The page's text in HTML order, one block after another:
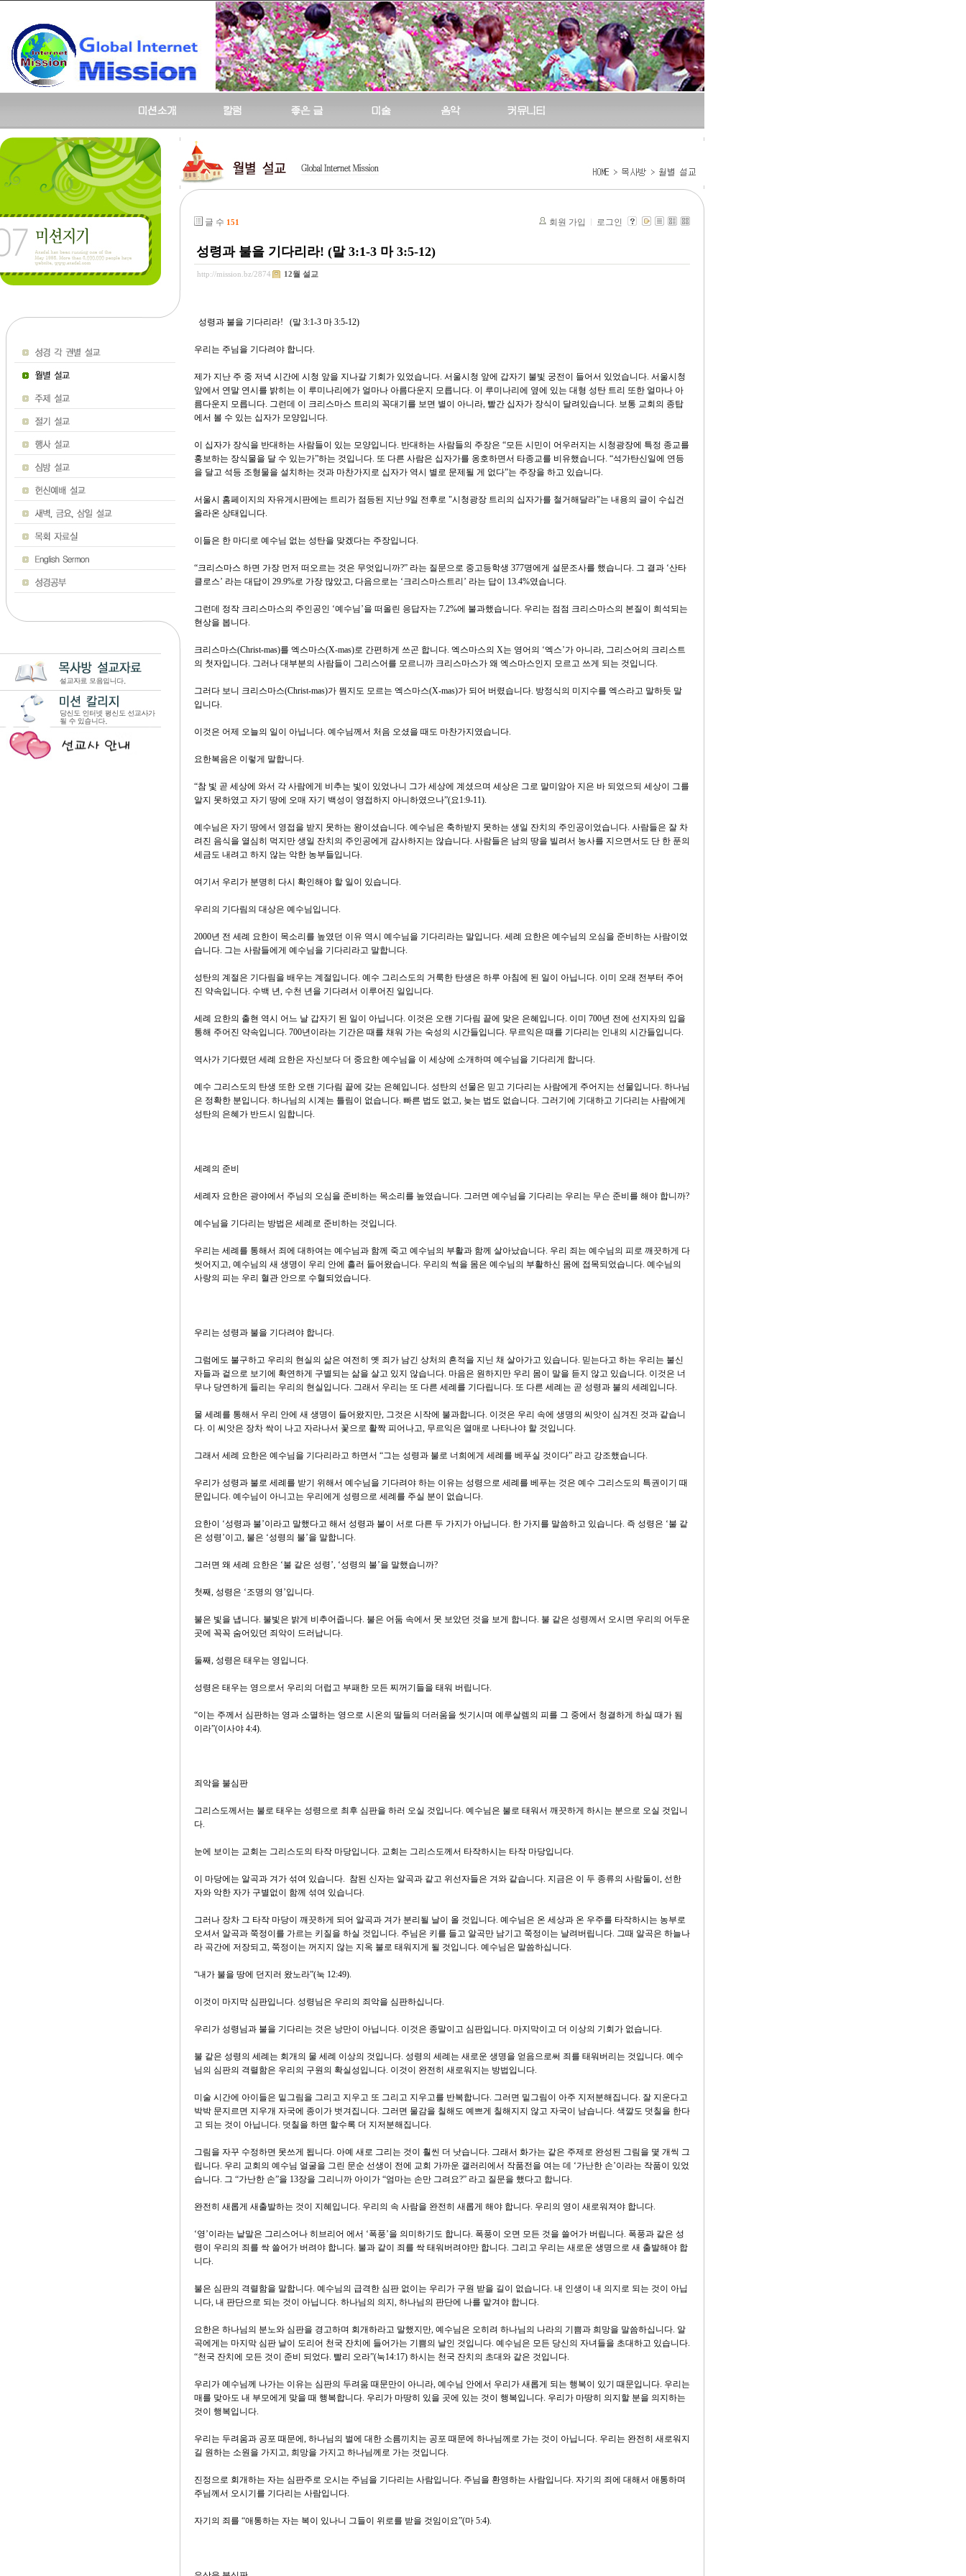
글 수 151 회원 가입 로그인
성령과 불을 기다리라! (말 3:1-3 마 3:5-12)
http://mission.bz/2874 12월 설교
성령과 불을 기다리라! (말 3:1-3 마 3:5-12)
우리는 주님을 기다려야 합니다.
제가 지난 주 중 저녁 시간에 시청 앞을 지나갈 기회가 있었습니다. 서울시청 앞에 갑자기 불빛 궁전이 들어서 있었습니다. 서울시청
앞에서 연말 연시를 밝히는 이 루미나리에가 얼마나 아름다운지 모릅니다. 이 루미나리에 옆에 있는 대형 성탄 트리 또한 얼마나 아
름다운지 모릅니다. 그런데 이 크리스마스 트리의 꼭대기를 보면 별이 아니라, 빨간 십자가 장식이 달려있습니다. 보통 교회의 종탑
에서 볼 수 있는 십자가 모양입니다.
이 십자가 장식을 반대하는 사람들이 있는 모양입니다. 반대하는 사람들의 주장은 “모든 시민이 어우러지는 시청광장에 특정 종교를
홍보하는 장식물을 달 수 있는가”하는 것입니다. 또 다른 사람은 십자가를 옹호하면서 타종교를 비유했습니다. “석가탄신일에 연등
을 달고 석등 조형물을 설치하는 것과 마찬가지로 십자가 역시 별로 문제될 게 없다”는 주장을 하고 있습니다.
서울시 홈페이지의 자유게시판에는 트리가 점등된 지난 9일 전후로 "시청광장 트리의 십자가를 철거해달라"는 내용의 글이 수십건
올라온 상태입니다.
이들은 한 마디로 예수님 없는 성탄을 맞겠다는 주장입니다.
“크리스마스 하면 가장 먼저 떠오르는 것은 무엇입니까?” 라는 질문으로 중고등학생 377명에게 설문조사를 했습니다. 그 결과 ‘산타
클로스’ 라는 대답이 29.9%로 가장 많았고, 다음으로는 ‘크리스마스트리’ 라는 답이 13.4%였습니다.
그런데 정작 크리스마스의 주인공인 ‘예수님’을 떠올린 응답자는 7.2%에 불과했습니다. 우리는 점점 크리스마스의 본질이 희석되는
현상을 봅니다.
크리스마스(Christ-mas)를 엑스마스(X-mas)로 간편하게 쓰곤 합니다. 엑스마스의 X는 영어의 ‘엑스’가 아니라, 그리스어의 크리스트
의 첫자입니다. 그러나 대부분의 사람들이 그리스어를 모르니까 크리스마스가 왜 엑스마스인지 모르고 쓰게 되는 것입니다.
그러다 보니 크리스마스(Christ-mas)가 뭔지도 모르는 엑스마스(X-mas)가 되어 버렸습니다. 방정식의 미지수를 엑스라고 말하듯 말
입니다.
이것은 어제 오늘의 일이 아닙니다. 예수님께서 처음 오셨을 때도 마찬가지였습니다.
요한복음은 이렇게 말합니다.
“참 빛 곧 세상에 와서 각 사람에게 비추는 빛이 있었나니 그가 세상에 계셨으며 세상은 그로 말미암아 지은 바 되었으되 세상이 그를
알지 못하였고 자기 땅에 오매 자기 백성이 영접하지 아니하였으나”(요1:9-11).
예수님은 자기 땅에서 영접을 받지 못하는 왕이셨습니다. 예수님은 축하받지 못하는 생일 잔치의 주인공이었습니다. 사람들은 잘 차
려진 음식을 열심히 먹지만 생일 잔치의 주인공에게 감사하지는 않습니다. 사람들은 남의 땅을 빌려서 농사를 지으면서도 단 한 푼의
세금도 내려고 하지 않는 악한 농부들입니다.
여기서 우리가 분명히 다시 확인해야 할 일이 있습니다.
우리의 기다림의 대상은 예수님입니다.
2000년 전 세례 요한이 목소리를 높였던 이유 역시 예수님을 기다리라는 말입니다. 세례 요한은 예수님의 오심을 준비하는 사람이었
습니다. 그는 사람들에게 예수님을 기다리라고 말합니다.
성탄의 계절은 기다림을 배우는 계절입니다. 예수 그리스도의 거룩한 탄생은 하루 아침에 된 일이 아닙니다. 이미 오래 전부터 주어
진 약속입니다. 수백 년, 수천 년을 기다려서 이루어진 일입니다.
세례 요한의 출현 역시 어느 날 갑자기 된 일이 아닙니다. 이것은 오랜 기다림 끝에 맞은 은혜입니다. 이미 700년 전에 선지자의 입을
통해 주어진 약속입니다. 700년이라는 기간은 때를 채워 가는 숙성의 시간들입니다. 무르익은 때를 기다리는 인내의 시간들입니다.
역사가 기다렸던 세례 요한은 자신보다 더 중요한 예수님을 이 세상에 소개하며 예수님을 기다리게 합니다.
예수 그리스도의 탄생 또한 오랜 기다림 끝에 갖는 은혜입니다. 성탄의 선물은 믿고 기다리는 사람에게 주어지는 선물입니다. 하나님
은 정확한 분입니다. 하나님의 시계는 틀림이 없습니다. 빠른 법도 없고, 늦는 법도 없습니다. 그러기에 기대하고 기다리는 사람에게
성탄의 은혜가 반드시 임합니다.
세례의 준비
세례자 요한은 광야에서 주님의 오심을 준비하는 목소리를 높였습니다. 그러면 예수님을 기다리는 우리는 무슨 준비를 해야 합니까?
예수님을 기다리는 방법은 세례로 준비하는 것입니다.
우리는 세례를 통해서 죄에 대하여는 예수님과 함께 죽고 예수님의 부활과 함께 살아났습니다. 우리 죄는 예수님의 피로 깨끗하게 다
씻어지고, 예수님의 새 생명이 우리 안에 흘러 들어왔습니다. 우리의 썩을 몸은 예수님의 부활하신 몸에 접목되었습니다. 예수님의
사랑의 피는 우리 혈관 안으로 수혈되었습니다.
우리는 성령과 불을 기다려야 합니다.
그럼에도 불구하고 우리의 현실의 삶은 여전히 옛 죄가 남긴 상처의 흔적을 지닌 채 살아가고 있습니다. 믿는다고 하는 우리는 불신
자들과 겉으로 보기에 확연하게 구별되는 삶을 살고 있지 않습니다. 마음은 원하지만 우리 몸이 말을 듣지 않고 있습니다. 이것은 너
무나 당연하게 들리는 우리의 현실입니다. 그래서 우리는 또 다른 세례를 기다립니다. 또 다른 세례는 곧 성령과 불의 세례입니다.
물 세례를 통해서 우리 안에 새 생명이 들어왔지만, 그것은 시작에 불과합니다. 이것은 우리 속에 생명의 씨앗이 심겨진 것과 같습니
다. 이 씨앗은 장차 싹이 나고 자라나서 꽃으로 활짝 피어나고, 무르익은 열매로 나타나야 할 것입니다.
그래서 세례 요한은 예수님을 기다리라고 하면서 “그는 성령과 불로 너희에게 세례를 베푸실 것이다” 라고 강조했습니다.
우리가 성령과 불로 세례를 받기 위해서 예수님을 기다려야 하는 이유는 성령으로 세례를 베푸는 것은 예수 그리스도의 특권이기 때
문입니다. 예수님이 아니고는 우리에게 성령으로 세례를 주실 분이 없습니다.
요한이 ‘성령과 불’이라고 말했다고 해서 성령과 불이 서로 다른 두 가지가 아닙니다. 한 가지를 말씀하고 있습니다. 즉 성령은 ‘불 같
은 성령’이고, 불은 ‘성령의 불’을 말합니다.
그러면 왜 세례 요한은 ‘불 같은 성령’, ‘성령의 불’을 말했습니까?
첫째, 성령은 ‘조명의 영’입니다.
불은 빛을 냅니다. 불빛은 밝게 비추어줍니다. 불은 어둠 속에서 못 보았던 것을 보게 합니다. 불 같은 성령께서 오시면 우리의 어두운
곳에 꼭꼭 숨어있던 죄악이 드러납니다.
둘째, 성령은 태우는 영입니다.
성령은 태우는 영으로서 우리의 더럽고 부패한 모든 찌꺼기들을 태워 버립니다.
“이는 주께서 심판하는 영과 소멸하는 영으로 시온의 딸들의 더러움을 씻기시며 예루살렘의 피를 그 중에서 청결하게 하실 때가 됨
이라”(이사야 4:4).
죄악을 불심판
그리스도께서는 불로 태우는 성령으로 최후 심판을 하러 오실 것입니다. 예수님은 불로 태워서 깨끗하게 하시는 분으로 오실 것입니
다.
눈에 보이는 교회는 그리스도의 타작 마당입니다. 교회는 그리스도께서 타작하시는 타작 마당입니다.
이 마당에는 알곡과 겨가 섞여 있습니다. 참된 신자는 알곡과 같고 위선자들은 겨와 같습니다. 지금은 이 두 종류의 사람둘이, 선한
자와 악한 자가 구별없이 함께 섞여 있습니다.
그러나 장차 그 타작 마당이 깨끗하게 되어 알곡과 겨가 분리될 날이 올 것입니다. 예수님은 온 세상과 온 우주를 타작하시는 농부로
오셔서 알곡과 쭉정이를 가르는 키질을 하실 것입니다. 주님은 키를 들고 알곡만 남기고 쭉정이는 날려버립니다. 그때 알곡은 하늘나
라 곡간에 저장되고, 쭉정이는 꺼지지 않는 지옥 불로 태워지게 될 것입니다. 예수님은 말씀하십니다.
“내가 불을 땅에 던지러 왔노라”(눅 12:49).
이것이 마지막 심판입니다. 성령님은 우리의 죄악을 심판하십니다.
우리가 성령님과 불을 기다리는 것은 낭만이 아닙니다. 이것은 종말이고 심판입니다. 마지막이고 더 이상의 기회가 없습니다.
불 같은 성령의 세례는 회개의 물 세례 이상의 것입니다. 성령의 세례는 새로운 생명을 얻음으로써 죄를 태워버리는 것입니다. 예수
님의 심판의 격렬함은 우리의 구원의 확실성입니다. 이것이 완전히 새로워지는 방법입니다.
미술 시간에 아이들은 밑그림을 그리고 지우고 또 그리고 지우고를 반복합니다. 그러면 밑그림이 아주 지저분해집니다. 잘 지운다고
박박 문지르면 지우개 자국에 종이가 벗겨집니다. 그러면 물감을 칠해도 예쁘게 칠해지지 않고 자국이 남습니다. 색깔도 덧칠을 한다
고 되는 것이 아닙니다. 덧칠을 하면 할수록 더 지저분해집니다.
그림을 자꾸 수정하면 못쓰게 됩니다. 아예 새로 그리는 것이 훨씬 더 낫습니다. 그래서 화가는 같은 주제로 완성된 그림을 몇 개씩 그
립니다. 우리 교회의 예수님 얼굴을 그린 문순 선생이 전에 교회 가까운 갤러리에서 작품전을 여는 데 ‘가난한 손’이라는 작품이 있었
습니다. 그 “가난한 손”을 13장을 그리니까 아이가 “엄마는 손만 그려요?” 라고 질문을 했다고 합니다.
완전히 새롭게 새출발하는 것이 지혜입니다. 우리의 속 사람을 완전히 새롭게 해야 합니다. 우리의 영이 새로워져야 합니다.
‘영’이라는 낱말은 그리스어나 히브리어 에서 ‘폭풍’을 의미하기도 합니다. 폭풍이 오면 모든 것을 쓸어가 버립니다. 폭풍과 같은 성
령이 우리의 죄를 싹 쓸어가 버려야 합니다. 불과 같이 죄를 싹 태워버려야만 합니다. 그리고 우리는 새로운 생명으로 새 출발해야 합
니다.
불은 심판의 격렬함을 말합니다. 예수님의 급격한 심판 없이는 우리가 구원 받을 길이 없습니다. 내 인생이 내 의지로 되는 것이 아닙
니다, 내 판단으로 되는 것이 아닙니다. 하나님의 의지, 하나님의 판단에 나를 맡겨야 합니다.
요한은 하나님의 분노와 심판을 경고하며 회개하라고 말했지만, 예수님은 오히려 하나님의 나라의 기쁨과 희망을 말씀하십니다. 알
곡에게는 마지막 심판 날이 도리어 천국 잔치에 들어가는 기쁨의 날인 것입니다. 예수님은 모든 당신의 자녀들을 초대하고 있습니다.
“천국 잔치에 모든 것이 준비 되었다. 빨리 오라”(눅14:17) 하시는 천국 잔치의 초대와 같은 것입니다.
우리가 예수님께 나가는 이유는 심판의 두려움 때문만이 아니라, 예수님 안에서 우리가 새롭게 되는 행복이 있기 때문입니다. 우리는
매를 맞아도 내 부모에게 맞을 때 행복합니다. 우리가 마땅히 있을 곳에 있는 것이 행복입니다. 우리가 마땅히 의지할 분을 의지하는
것이 행복입니다.
우리는 두려움과 공포 때문에, 하나님의 벌에 대한 소름끼치는 공포 때문에 하나님께로 가는 것이 아닙니다. 우리는 완전히 새로워지
길 원하는 소원을 가지고, 희망을 가지고 하나님께로 가는 것입니다.
진정으로 회개하는 자는 심판주로 오시는 주님을 기다리는 사람입니다. 주님을 환영하는 사람입니다. 자기의 죄에 대해서 애통하며
주님께서 오시기를 기다리는 사람입니다.
자기의 죄를 “애통하는 자는 복이 있나니 그들이 위로를 받을 것임이요”(마 5:4).